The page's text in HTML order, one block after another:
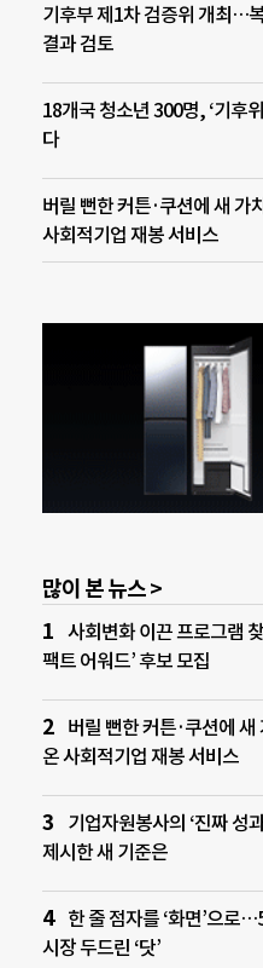
기후부 제1차 검증위 개최…
결과 검토
18개국 청소년 300명, ‘기후
다
버릴 뻔한 커튼·쿠션에 새
사회적기업 재봉 서비스
많이 본 뉴스 >
사회변화 이끈 프로그램
팩트 어워드’ 후보 모집
버릴 뻔한 커튼·쿠션에
온 사회적기업 재봉 서비스
기업자원봉사의 ‘진짜 성
제시한 새 기준은
한 줄 점자를 ‘화면’으로
시장 두드린 ‘닷’